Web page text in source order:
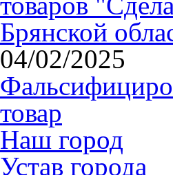
Брянской
04/02/2025
товар
Наш город
Устав города